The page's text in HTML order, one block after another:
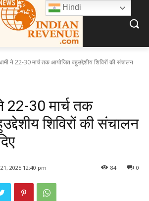
ने 22-30 मार्च तक आयोजित बहुउद्देशीय शिविरों की संचालन
22-30 मार्च तक
शिविरों की संचालन
2025 12:40 pm 0
84
Hindi